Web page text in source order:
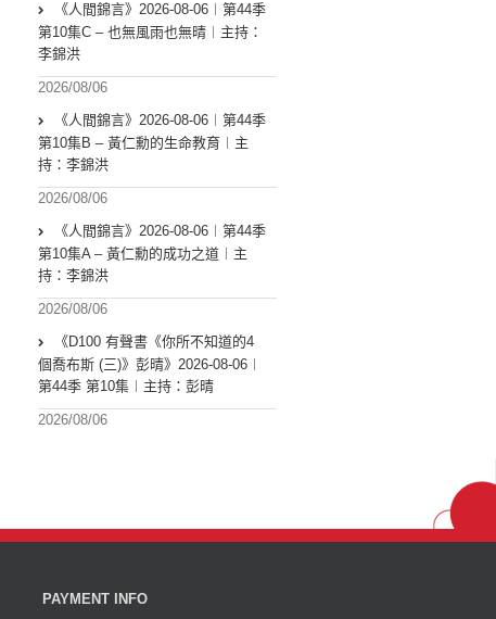
《人間錦言》2026-08-06︱第44季
第10集C – 也無風雨也無晴︱主持：
李錦洪
2026/08/06
《人間錦言》2026-08-06︱第44季
第10集B – 黃仁勳的生命教育︱主
持：李錦洪
2026/08/06
《人間錦言》2026-08-06︱第44季
第10集A – 黃仁勳的成功之道︱主
持：李錦洪
2026/08/06
《D100 有聲書《你所不知道的4
個喬布斯 (三)》彭晴》2026-08-06︱
第44季 第10集︱主持：彭晴
2026/08/06
PAYMENT INFO